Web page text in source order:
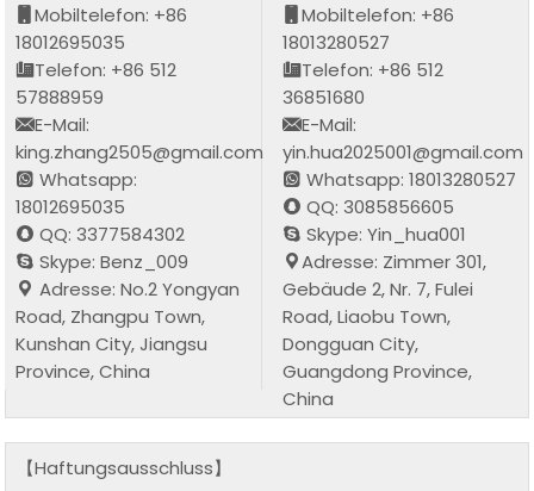
Mobiltelefon: +86
18012695035
Telefon: +86 512
57888959
E-Mail:
king.zhang2505@gmail.com
Whatsapp:
18012695035
QQ: 3377584302
Skype: Benz_009
Adresse: No.2 Yongyan
Road, Zhangpu Town,
Kunshan City, Jiangsu
Province, China
Mobiltelefon: +86
18013280527
Telefon: +86 512
36851680
E-Mail:
yin.hua2025001@gmail.com
Whatsapp: 18013280527
QQ: 3085856605
Skype: Yin_hua001
Adresse: Zimmer 301,
Gebäude 2, Nr. 7, Fulei
Road, Liaobu Town,
Dongguan City,
Guangdong Province,
China
【Haftungsausschluss】